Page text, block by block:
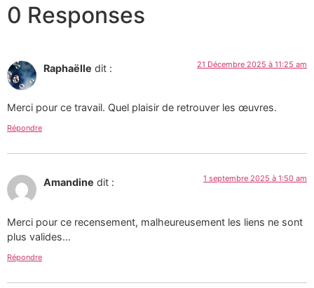
0 Responses
Raphaëlle dit : 21 Décembre 2025 à 11:25 am
Merci pour ce travail. Quel plaisir de retrouver les œuvres.
Répondre
Amandine dit : 1 septembre 2025 à 1:50 am
Merci pour ce recensement, malheureusement les liens ne sont
plus valides…
Répondre